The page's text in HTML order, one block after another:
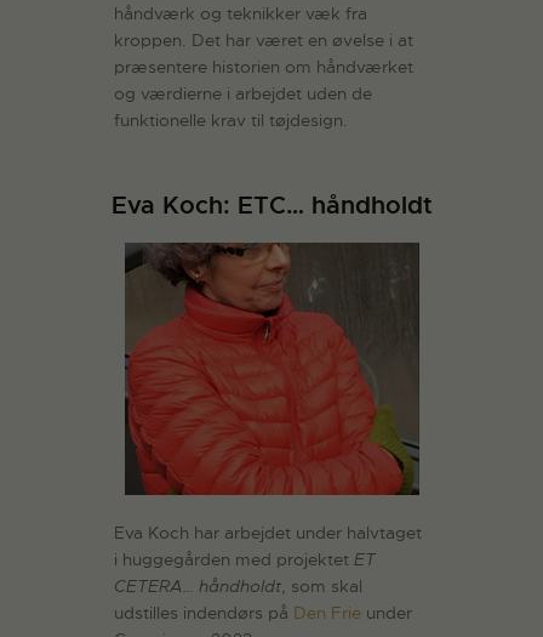
håndværk og teknikker væk fra
kroppen. Det har været en øvelse i at
præsentere historien om håndværket
og værdierne i arbejdet uden de
funktionelle krav til tøjdesign.
Eva Koch: ETC… håndholdt
Eva Koch har arbejdet under halvtaget
i huggegården med projektet ET
CETERA… håndholdt, som skal
udstilles indendørs på Den Frie under